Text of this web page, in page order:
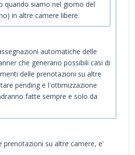
quando siamo nel giorno del
in altre camere libere.
automatiche delle
che generano possibili casi di
delle prenotazioni su altre
pending e l'ottimizzazione
fatte sempre e solo da
prenotazioni su altre camere, e'